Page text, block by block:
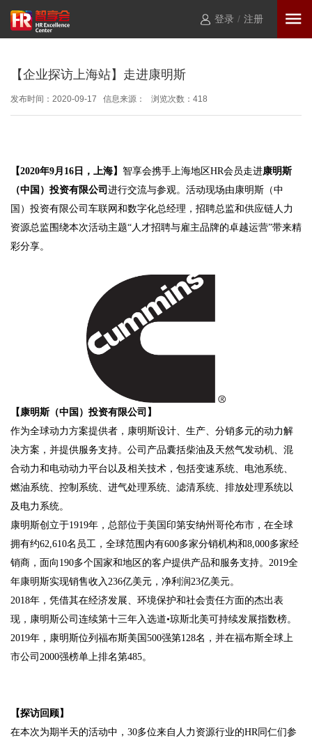
登录 / 注册
【企业探访上海站】走进康明斯
发布时间：2020-09-17 信息来源： 浏览次数： 418
【2020年9月16日，上海】 智享会携手上海地区HR会员走进康明斯
（中国）投资有限公司 进行交流与参观。活动现场由康明斯（中
国）投资有限公司车联网和数字化总经理，招聘总监和供应链人力
资源总监围绕本次活动主题“人才招聘与雇主品牌的卓越运营”带来精
彩分享。
【康明斯（中国）投资有限公司】
作为全球动力方案提供者，康明斯设计、生产、分销多元的动力解
决方案，并提供服务支持。公司产品囊括柴油及天然气发动机、混
合动力和电动动力平台以及相关技术，包括变速系统、电池系统、
燃油系统、控制系统、进气处理系统、滤清系统、排放处理系统以
及电力系统。
康明斯创立于1919年，总部位于美国印第安纳州哥伦布市，在全球
拥有约62,610名员工，全球范围内有600多家分销机构和8,000多家经
销商，面向190多个国家和地区的客户提供产品和服务支持。2019全
年康明斯实现销售收入236亿美元，净利润23亿美元。
2018年，凭借其在经济发展、环境保护和社会责任方面的杰出表
现，康明斯公司连续第十三年入选道•琼斯北美可持续发展指数榜。
2019年，康明斯位列福布斯美国500强第128名，并在福布斯全球上
市公司2000强榜单上排名第485。
【探访回顾】
在本次为期半天的活动中，30多位来自人力资源行业的HR同仁们参